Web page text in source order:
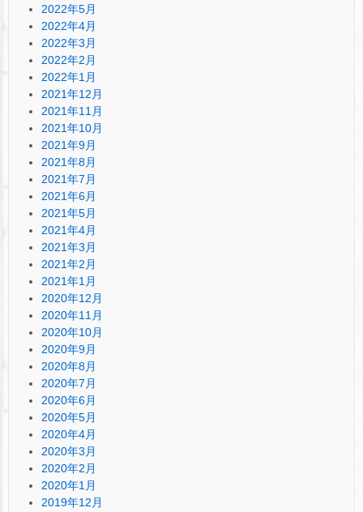
2022年5月
2022年4月
2022年3月
2022年2月
2022年1月
2021年12月
2021年11月
2021年10月
2021年9月
2021年8月
2021年7月
2021年6月
2021年5月
2021年4月
2021年3月
2021年2月
2021年1月
2020年12月
2020年11月
2020年10月
2020年9月
2020年8月
2020年7月
2020年6月
2020年5月
2020年4月
2020年3月
2020年2月
2020年1月
2019年12月